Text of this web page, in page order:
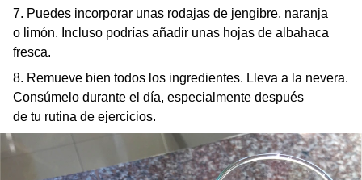
7. Puedes incorporar unas rodajas de jengibre, naranja
o limón. Incluso podrías añadir unas hojas de albahaca
fresca.
8. Remueve bien todos los ingredientes. Lleva a la nevera.
Consúmelo durante el día, especialmente después
de tu rutina de ejercicios.